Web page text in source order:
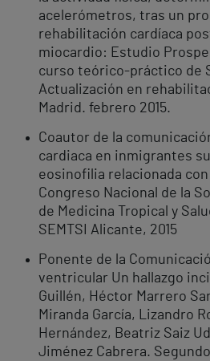
acelerómetros, tras un
rehabilitación cardíaca
miocardio: Estudio
curso teórico-práctico de
Actualización en
Madrid. febrero 2015.
Coautor de la
cardiaca en inmigrantes
eosinofilia relacionada
Congreso Nacional de la
de Medicina Tropical y
SEMTSI Alicante, 2015
Ponente de la
ventricular Un hallazgo
Guillén, Héctor Marrero
Miranda García, Lizandro
Hernández, Beatriz Saiz
Jiménez Cabrera.